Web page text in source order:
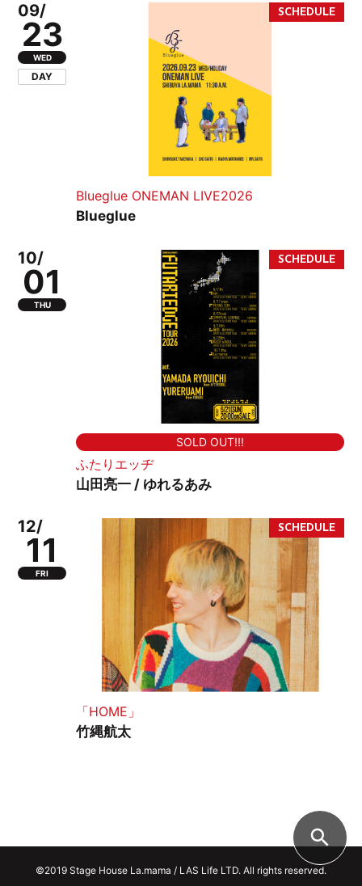
09/
23
WED
DAY
Blueglue ONEMAN LIVE2026
Blueglue
10/
01
THU
SOLD OUT!!!
ふたりエッヂ
山田亮一 / ゆれるあみ
12/
11
FRI
「HOME」
竹縄航太
search
©2019 Stage House La.mama / LAS Life LTD. All rights reserved.